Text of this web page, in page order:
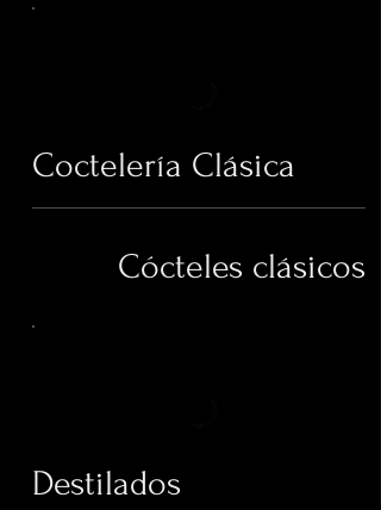
Coctelería Clásica
Cócteles clásicos
Destilados